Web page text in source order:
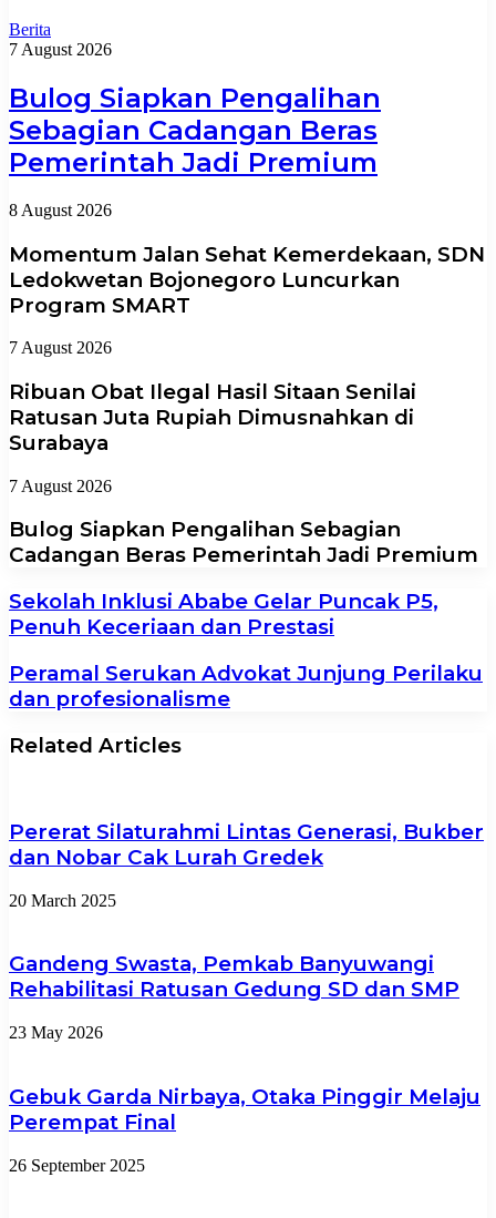
Berita
7 August 2026
Bulog Siapkan Pengalihan
Sebagian Cadangan Beras
Pemerintah Jadi Premium
8 August 2026
Momentum Jalan Sehat Kemerdekaan, SDN
Ledokwetan Bojonegoro Luncurkan
Program SMART
7 August 2026
Ribuan Obat Ilegal Hasil Sitaan Senilai
Ratusan Juta Rupiah Dimusnahkan di
Surabaya
7 August 2026
Bulog Siapkan Pengalihan Sebagian
Cadangan Beras Pemerintah Jadi Premium
Sekolah Inklusi Ababe Gelar Puncak P5,
Penuh Keceriaan dan Prestasi
Peramal Serukan Advokat Junjung Perilaku
dan profesionalisme
Related Articles
Pererat Silaturahmi Lintas Generasi, Bukber
dan Nobar Cak Lurah Gredek
20 March 2025
Gandeng Swasta, Pemkab Banyuwangi
Rehabilitasi Ratusan Gedung SD dan SMP
23 May 2026
Gebuk Garda Nirbaya, Otaka Pinggir Melaju
Perempat Final
26 September 2025